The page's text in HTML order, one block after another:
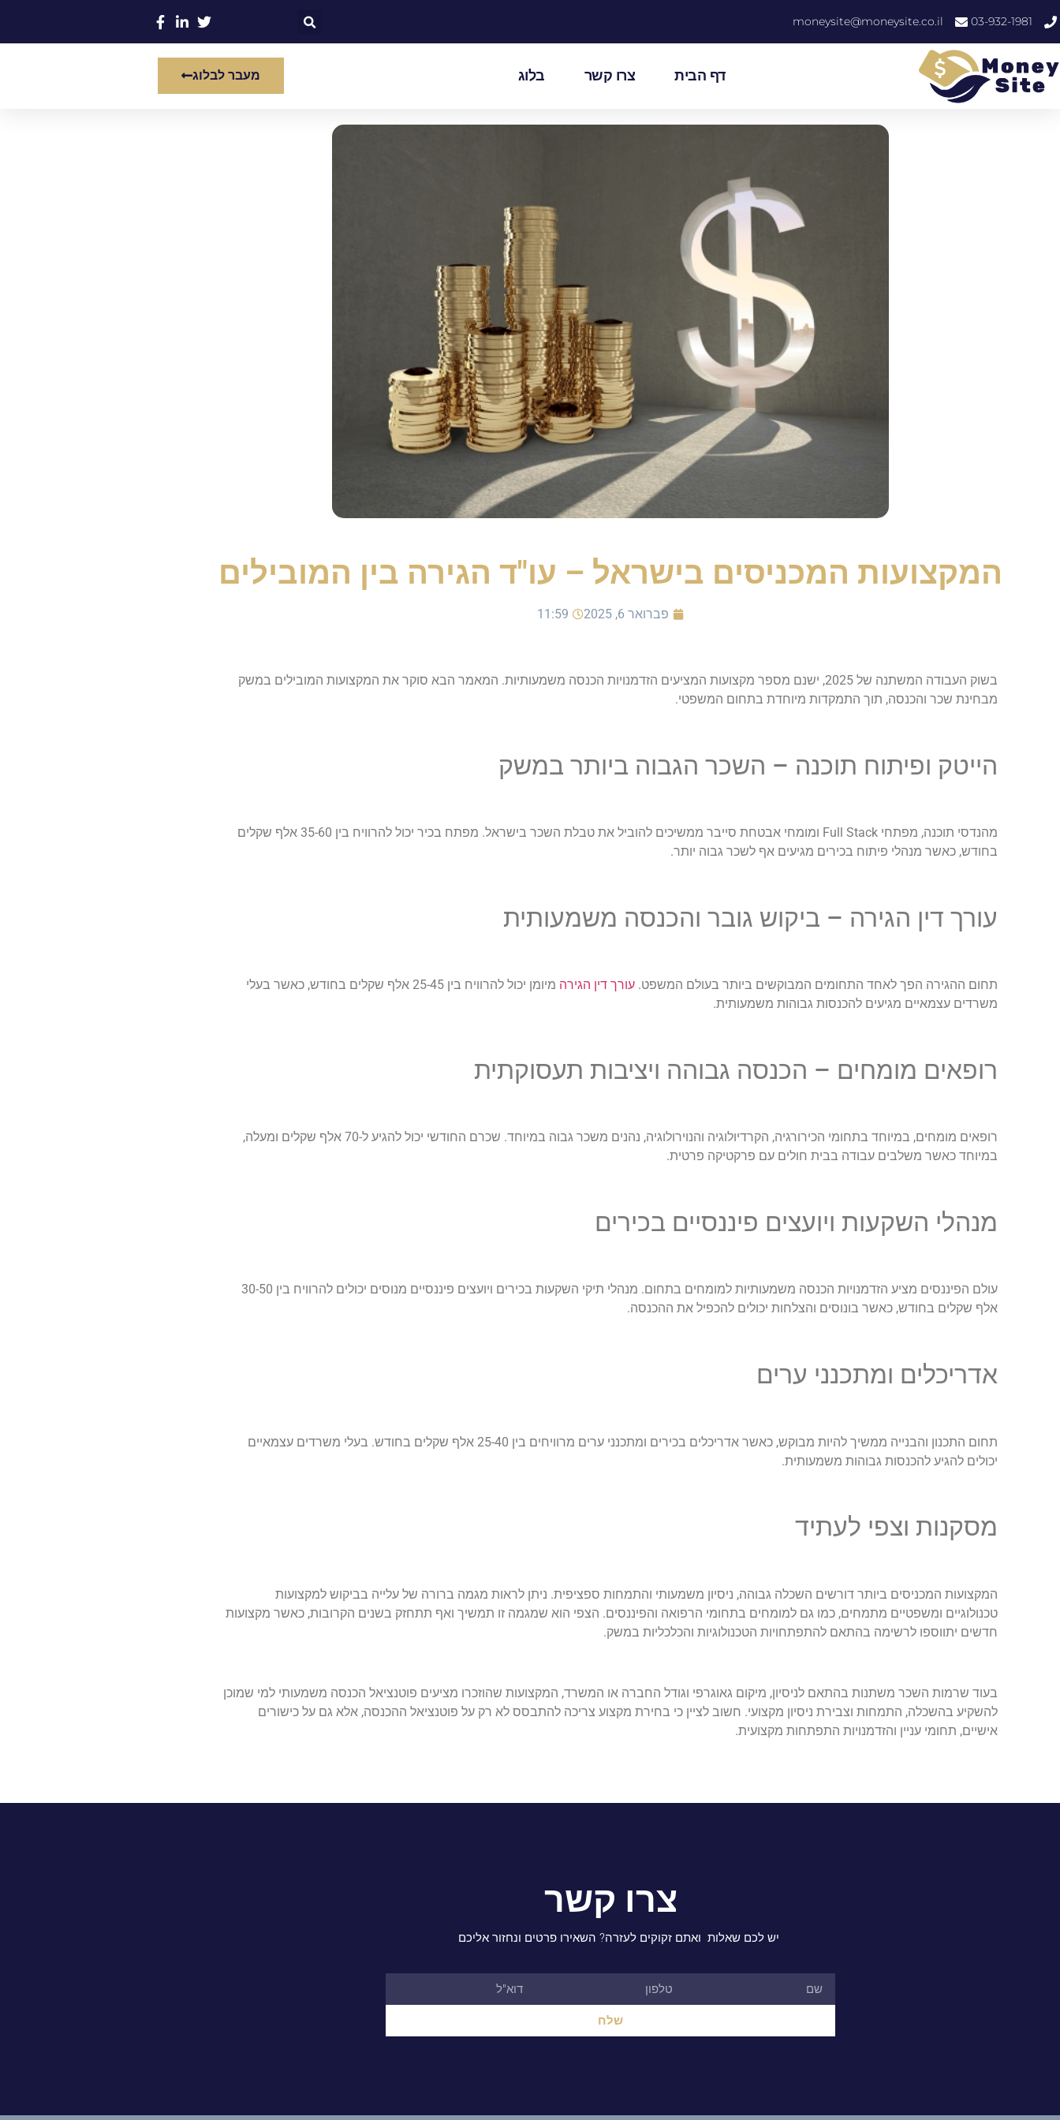
03-932-1981
moneysite@moneysite.co.il
דף הבית צרו קשר בלוג מעבר לבלוג
המקצועות המכניסים בישראל – עו"ד הגירה בין המובילים
פברואר 6, 2025 11:59
בשוק העבודה המשתנה של 2025, ישנם מספר מקצועות המציעים הזדמנויות הכנסה משמעותיות. המאמר הבא סוקר את המקצועות המובילים במשק
מבחינת שכר והכנסה, תוך התמקדות מיוחדת בתחום המשפטי.
הייטק ופיתוח תוכנה – השכר הגבוה ביותר במשק
מהנדסי תוכנה, מפתחי Full Stack ומומחי אבטחת סייבר ממשיכים להוביל את טבלת השכר בישראל. מפתח בכיר יכול להרוויח בין 35-60 אלף שקלים
בחודש, כאשר מנהלי פיתוח בכירים מגיעים אף לשכר גבוה יותר.
עורך דין הגירה – ביקוש גובר והכנסה משמעותית
תחום ההגירה הפך לאחד התחומים המבוקשים ביותר בעולם המשפט. עורך דין הגירה
מיומן יכול להרוויח בין 25-45 אלף שקלים בחודש, כאשר בעלי
משרדים עצמאיים מגיעים להכנסות גבוהות משמעותית.
רופאים מומחים – הכנסה גבוהה ויציבות תעסוקתית
רופאים מומחים, במיוחד בתחומי הכירורגיה, הקרדיולוגיה והנוירולוגיה, נהנים משכר גבוה במיוחד. שכרם החודשי יכול להגיע ל-70 אלף שקלים ומעלה,
במיוחד כאשר משלבים עבודה בבית חולים עם פרקטיקה פרטית.
מנהלי השקעות ויועצים פיננסיים בכירים
עולם הפיננסים מציע הזדמנויות הכנסה משמעותיות למומחים בתחום. מנהלי תיקי השקעות בכירים ויועצים פיננסיים מנוסים יכולים להרוויח בין 30-50
אלף שקלים בחודש, כאשר בונוסים והצלחות יכולים להכפיל את ההכנסה.
אדריכלים ומתכנני ערים
תחום התכנון והבנייה ממשיך להיות מבוקש, כאשר אדריכלים בכירים ומתכנני ערים מרוויחים בין 25-40 אלף שקלים בחודש. בעלי משרדים עצמאיים
יכולים להגיע להכנסות גבוהות משמעותית.
מסקנות וצפי לעתיד
המקצועות המכניסים ביותר דורשים השכלה גבוהה, ניסיון משמעותי והתמחות ספציפית. ניתן לראות מגמה ברורה של עלייה בביקוש למקצועות
טכנולוגיים ומשפטיים מתמחים, כמו גם למומחים בתחומי הרפואה והפיננסים. הצפי הוא שמגמה זו תמשיך ואף תתחזק בשנים הקרובות, כאשר מקצועות
חדשים יתווספו לרשימה בהתאם להתפתחויות הטכנולוגיות והכלכליות במשק.
בעוד שרמות השכר משתנות בהתאם לניסיון, מיקום גאוגרפי וגודל החברה או המשרד, המקצועות שהוזכרו מציעים פוטנציאל הכנסה משמעותי למי שמוכן
להשקיע בהשכלה, התמחות וצבירת ניסיון מקצועי. חשוב לציין כי בחירת מקצוע צריכה להתבסס לא רק על פוטנציאל ההכנסה, אלא גם על כישורים
אישיים, תחומי עניין והזדמנויות התפתחות מקצועית.
צרו קשר
יש לכם שאלות ואתם זקוקים לעזרה? השאירו פרטים ונחזור אליכם
שלח